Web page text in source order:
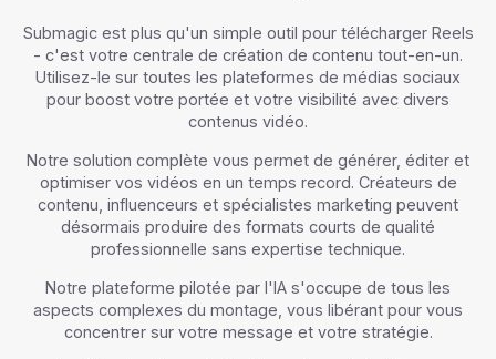
Submagic est plus qu'un simple outil pour télécharger Reels
- c'est votre centrale de création de contenu tout-en-un.
Utilisez-le sur toutes les plateformes de médias sociaux
pour boost votre portée et votre visibilité avec divers
contenus vidéo.
Notre solution complète vous permet de générer, éditer et
optimiser vos vidéos en un temps record. Créateurs de
contenu, influenceurs et spécialistes marketing peuvent
désormais produire des formats courts de qualité
professionnelle sans expertise technique.
Notre plateforme pilotée par l'IA s'occupe de tous les
aspects complexes du montage, vous libérant pour vous
concentrer sur votre message et votre stratégie.